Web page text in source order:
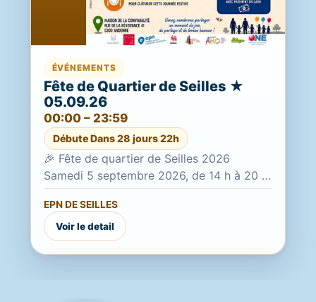
ÉVÉNEMENTS
Fête de Quartier de Seilles ★
05.09.26
00:00 – 23:59
Débute Dans 28 jours 22h
🎉 Fête de quartier de Seilles 2026
Samedi 5 septembre 2026, de 14 h à 20 h
Une journée festive, familiale et ouverte
à...
EPN DE SEILLES
Voir le detail